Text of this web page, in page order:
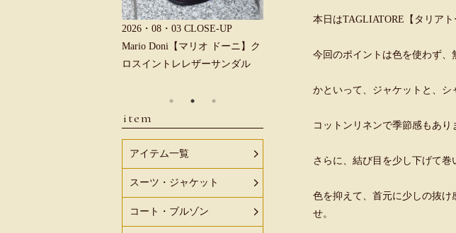
本日はTAGLIATORE【タリア
今回のポイントは色を使わず、
かといって、ジャケットと、シ
コットンリネンで季節感もあり
さらに、結び目を少し下げて巻
色を抑えて、首元に少しの抜
せ。
Mario Doni【マリオ ドーニ】ク
ロスイントレレザーサンダル
2026・08・03 CLOSE-UP
Mario Doni【マリオ ドーニ】オ
ープントゥミュール レザーサン
ロス
item
アイテム一覧
スーツ・ジャケット
コート・ブルゾン